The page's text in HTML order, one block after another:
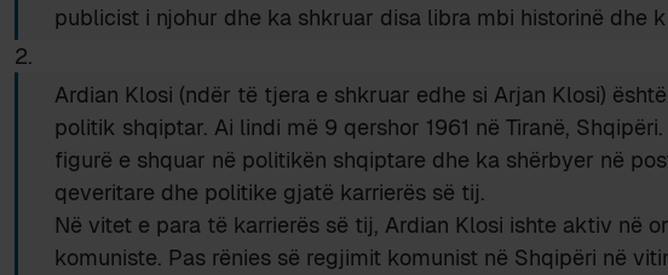
publicist i njohur dhe ka shkruar disa libra mbi historinë dhe
2.
Ardian Klosi (ndër të tjera e shkruar edhe si Arjan Klosi)
politik shqiptar. Ai lindi më 9 qershor 1961 në Tiranë,
figurë e shquar në politikën shqiptare dhe ka shërbyer në
qeveritare dhe politike gjatë karrierës së tij.
Në vitet e para të karrierës së tij, Ardian Klosi ishte aktiv në
komuniste. Pas rënies së regjimit komunist në Shqipëri në